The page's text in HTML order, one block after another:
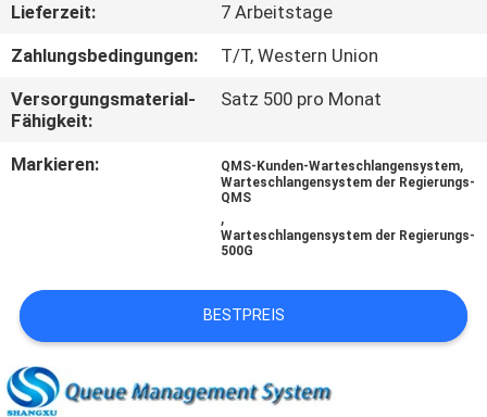
SIE
MIT
UNS
IN
VERBINDUNG
FORDERN
SIE
EIN
Lieferzeit:
7 Arbeitstage
Zahlungsbedingungen:
T/T, Western Union
Versorgungsmaterial-
Fähigkeit:
Satz 500 pro Monat
Markieren: QMS-Kunden-Warteschlangensystem,
Warteschlangensystem der Regierungs-
QMS
,
Warteschlangensystem der Regierungs-
500G
BESTPREIS